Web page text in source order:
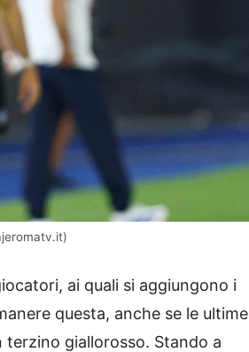
ai quali si aggiungono i
questa, anche se le ultime
giallorosso. Stando a